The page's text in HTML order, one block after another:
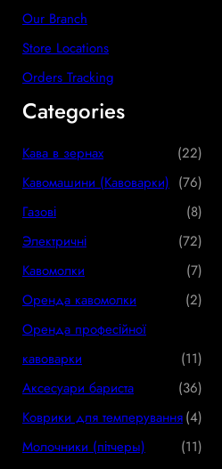
Our Branch
Store Locations
Orders Tracking
Categories
Кава в зернах 222
2
p
r
o
d
c
t
s
Кавомашини (Кавоварки) 767
6
p
r
o
u
c
t
s
Газові 88
p
r
o
u
c
t
s
Электричні 727
2
p
o
d
u
c
Кавомолки 77
p
o
d
u
c
Оренда кавомолки 22
r
o
d
u
Оренда професійної
кавоварки
111
1
p
r
Аксесуари бариста 363
6
p
Коврики для темперування 44
p
Молочники (пітчеры) 111